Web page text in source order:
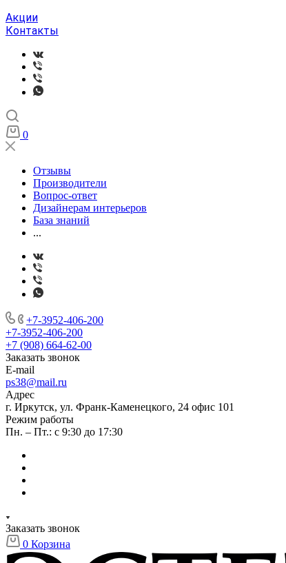
Акции
Контакты
0
Отзывы
Производители
Вопрос-ответ
Дизайнерам интерьеров
База знаний
...
+7-3952-406-200
+7-3952-406-200
+7 (908) 664-62-00
Заказать звонок
E-mail
ps38@mail.ru
Адрес
г. Иркутск, ул. Франк-Каменецкого, 24 офис 101
Режим работы
Пн. – Пт.: с 9:30 до 17:30
Заказать звонок
0 Корзина